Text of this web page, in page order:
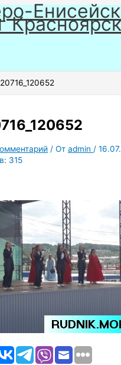
/ Отadmin /
315